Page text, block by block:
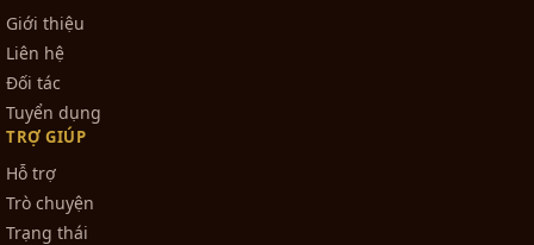
Giới thiệu
Liên hệ
Đối tác
Tuyển dụng
TRỢ GIÚP
Hỗ trợ
Trò chuyện
Trạng thái